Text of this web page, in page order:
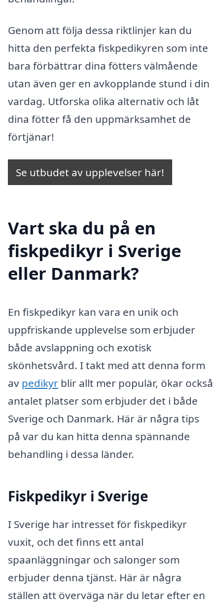
Genom att följa dessa riktlinjer kan du
hitta den perfekta fiskpedikyren som inte
bara förbättrar dina fötters välmående
utan även ger en avkopplande stund i din
vardag. Utforska olika alternativ och låt
dina fötter få den uppmärksamhet de
förtjänar!
Se utbudet av upplevelser här!
Vart ska du på en
fiskpedikyr i Sverige
eller Danmark?
En fiskpedikyr kan vara en unik och
uppfriskande upplevelse som erbjuder
både avslappning och exotisk
skönhetsvård. I takt med att denna form
av pedikyr blir allt mer populär, ökar också
antalet platser som erbjuder det i både
Sverige och Danmark. Här är några tips
på var du kan hitta denna spännande
behandling i dessa länder.
Fiskpedikyr i Sverige
I Sverige har intresset för fiskpedikyr
vuxit, och det finns ett antal
spaanläggningar och salonger som
erbjuder denna tjänst. Här är några
ställen att överväga när du letar efter en